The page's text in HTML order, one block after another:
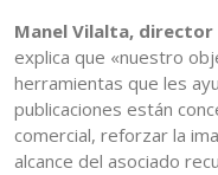
Manel Vilalta, director
explica que «nuestro
herramientas que les
publicaciones están
comercial, reforzar la
alcance del asociado